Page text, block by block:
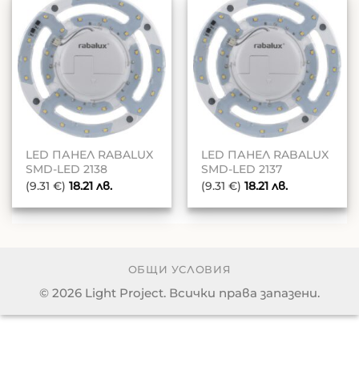
LED ПАНЕЛ RABALUX
SMD-LED 2138
(9.31 €) 18.21лв.
LED ПАНЕЛ RABALUX
SMD-LED 2137
(9.31 €) 18.21лв.
ОБЩИ УСЛОВИЯ
© 2026 Light Project. Всички права запазени.